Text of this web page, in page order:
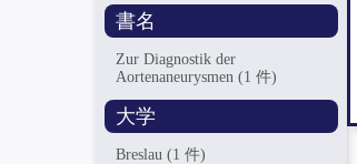
書名
Zur Diagnostik der
Aortenaneurysmen(1 件)
大学
Breslau(1 件)